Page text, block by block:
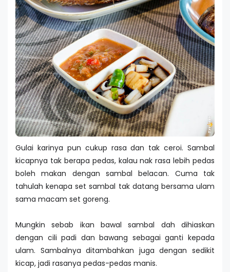
Gulai karinya pun cukup rasa dan tak ceroi. Sambal
kicapnya tak berapa pedas, kalau nak rasa lebih pedas
boleh makan dengan sambal belacan. Cuma tak
tahulah kenapa set sambal tak datang bersama ulam
sama macam set goreng.
Mungkin sebab ikan bawal sambal dah dihiaskan
dengan cili padi dan bawang sebagai ganti kepada
ulam. Sambalnya ditambahkan juga dengan sedikit
kicap, jadi rasanya pedas-pedas manis.